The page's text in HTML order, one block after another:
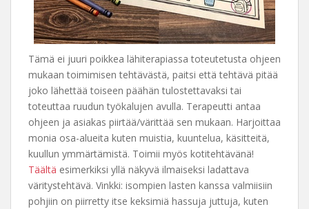
Tämä ei juuri poikkea lähiterapiassa toteutetusta ohjeen
mukaan toimimisen tehtävästä, paitsi että tehtävä pitää
joko lähettää toiseen päähän tulostettavaksi tai
toteuttaa ruudun työkalujen avulla. Terapeutti antaa
ohjeen ja asiakas piirtää/värittää sen mukaan. Harjoittaa
monia osa-alueita kuten muistia, kuuntelua, käsitteitä,
kuullun ymmärtämistä. Toimii myös kotitehtävänä!
Täältä esimerkiksi yllä näkyvä ilmaiseksi ladattava
väritystehtävä. Vinkki: isompien lasten kanssa valmiisiin
pohjiin on piirretty itse keksimiä hassuja juttuja, kuten